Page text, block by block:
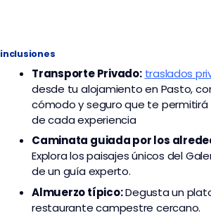
inclusiones
TransportePrivado: traslados
desde tu alojamiento en Pasto,
cómodo y seguro que te
de cada experiencia
Caminata guiada por los
Explora los paisajes únicos del
de un guía experto.
Almuerzo típico:Degusta un
restaurante campestre cercano.